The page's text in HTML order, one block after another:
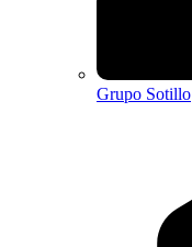
Grupo Sotillo